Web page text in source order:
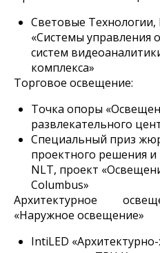
Световые Технологии,
«Системы управления
систем
комплекса»
Торговое освещение:
Точка опоры
развлекательного
Специальный приз
проектного решения
NLT, проект
Columbus»
Архитектурное
«Наружное освещение»
IntiLED